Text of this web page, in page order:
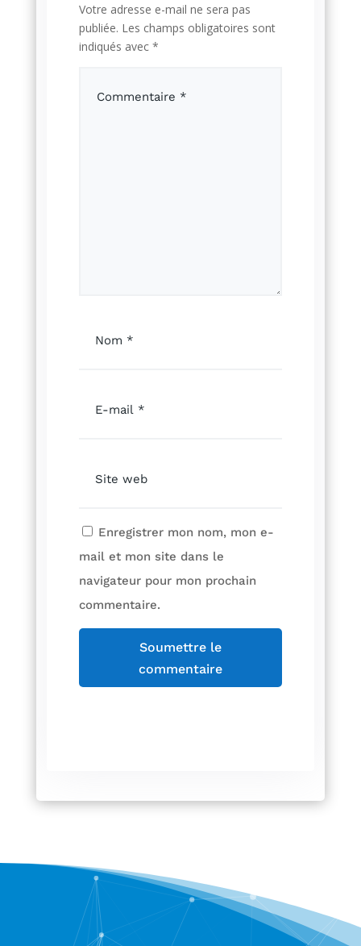
Votre adresse e-mail ne sera pas
publiée. Les champs obligatoires sont
indiqués avec *
Enregistrer mon nom, mon e-
mail et mon site dans le
navigateur pour mon prochain
commentaire.
Soumettre le
commentaire